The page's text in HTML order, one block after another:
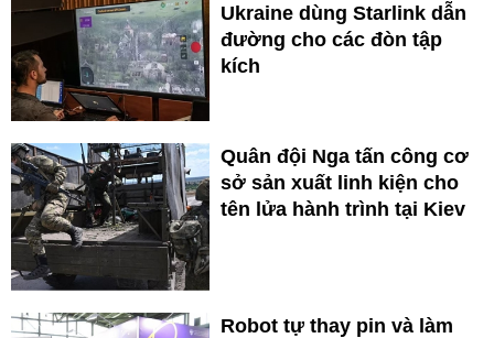
Ukraine dùng Starlink dẫn
đường cho các đòn tập
kích
Quân đội Nga tấn công cơ
sở sản xuất linh kiện cho
tên lửa hành trình tại Kiev
Robot tự thay pin và làm